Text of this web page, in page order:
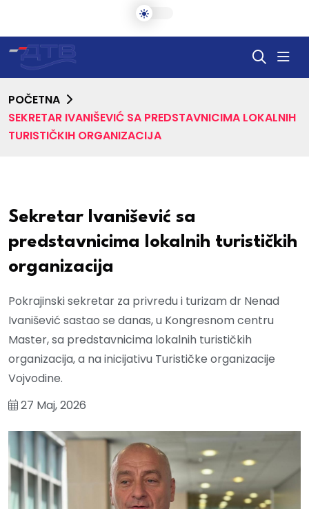
POČETNA
SEKRETAR IVANIŠEVIĆ SA PREDSTAVNICIMA LOKALNIH
TURISTIČKIH ORGANIZACIJA
Sekretar Ivanišević sa
predstavnicima lokalnih turističkih
organizacija
Pokrajinski sekretar za privredu i turizam dr Nenad
Ivanišević sastao se danas, u Kongresnom centru
Master, sa predstavnicima lokalnih turističkih
organizacija, a na inicijativu Turističke organizacije
Vojvodine.
27 Maj, 2026